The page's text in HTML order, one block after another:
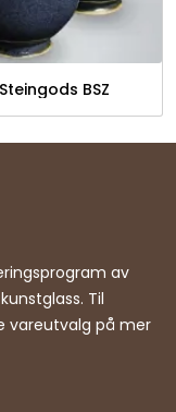
Steingods BSZ
av
Til
vareutvalg på mer